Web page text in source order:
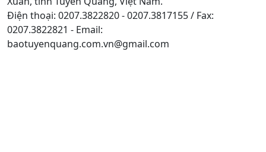
Điện thoại: 0207.3822820 - 0207.3817155 / Fax:
0207.3822821 - Email:
baotuyenquang.com.vn@gmail.com